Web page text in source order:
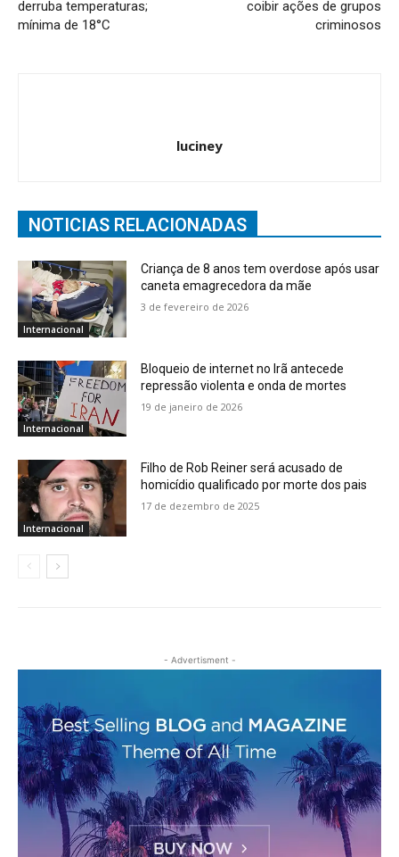
derruba temperaturas;
mínima de 18°C
coibir ações de grupos
criminosos
luciney
NOTICIAS RELACIONADAS
Internacional
Criança de 8 anos tem overdose após usar
caneta emagrecedora da mãe
3 de fevereiro de 2026
Internacional
Bloqueio de internet no Irã antecede
repressão violenta e onda de mortes
19 de janeiro de 2026
Internacional
Filho de Rob Reiner será acusado de
homicídio qualificado por morte dos pais
17 de dezembro de 2025
- Advertisment -